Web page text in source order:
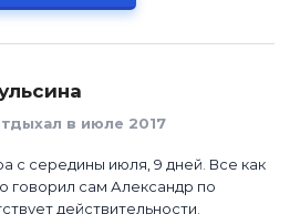
в июле 2017
с середины июля, 9 дней. Все как
говорил сам Александр по
действительности.